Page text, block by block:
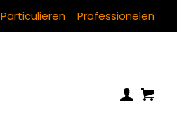
Particulieren Professionelen